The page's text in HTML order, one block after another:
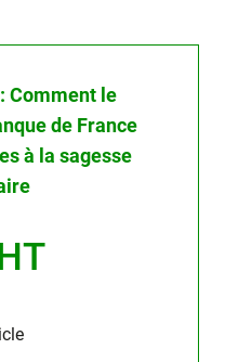
Comment le
de France
à la sagesse